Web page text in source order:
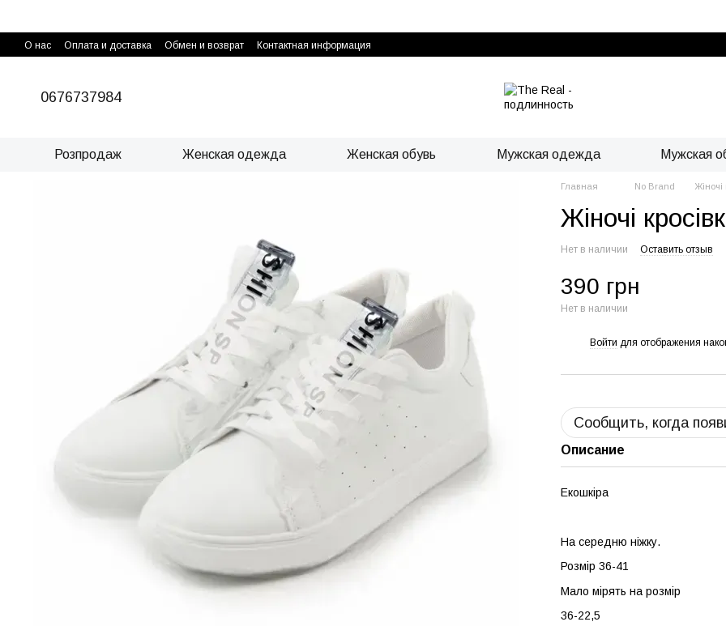
О нас Оплата и доставка Обмен и возврат Контактная информация
0676737984
Розпродаж Женская одежда Женская обувь Мужская одежда Мужская
Главная No Brand Жіночі
Жіночі
Нет в наличии Оставить отзыв
390 грн
Нет в наличии
Войти для отображения
Сообщить, когда
Описание
Екошкіра
На середню ніжку.
Розмір 36-41
Мало мірять на розмір
36-22,5